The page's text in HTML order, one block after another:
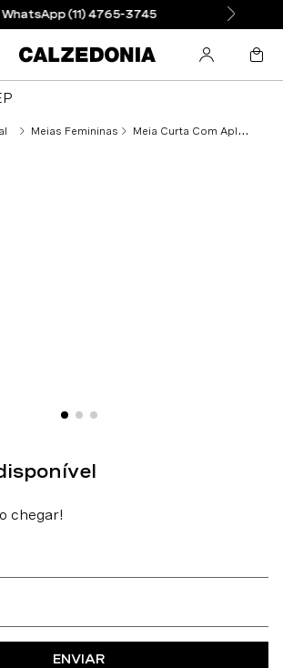
WhatsApp (11) 4765-3745
Meias Femininas Meia Curta Com Aplicação - Bege
ENVIAR